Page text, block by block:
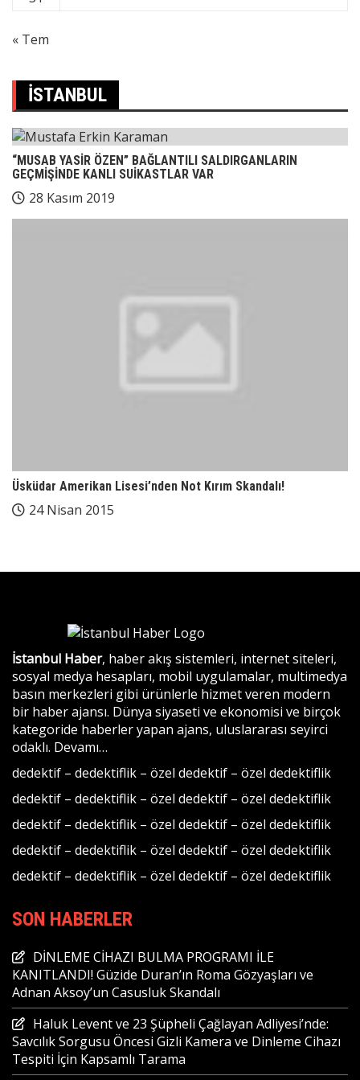
« Tem
İSTANBUL
“MUSAB YASİR ÖZEN” BAĞLANTILI SALDIRGANLARIN
GEÇMİŞİNDE KANLI SUİKASTLAR VAR
28 Kasım 2019
Üsküdar Amerikan Lisesi’nden Not Kırım Skandalı!
24 Nisan 2015
İstanbul Haber, haber akış sistemleri, internet siteleri,
sosyal medya hesapları, mobil uygulamalar, multimedya
basın merkezleri gibi ürünlerle hizmet veren modern
bir haber ajansı. Dünya siyaseti ve ekonomisi ve birçok
kategoride haberler yapan ajans, uluslararası seyirci
odaklı. Devamı…
dedektif – dedektiflik – özel dedektif – özel dedektiflik
dedektif – dedektiflik – özel dedektif – özel dedektiflik
dedektif – dedektiflik – özel dedektif – özel dedektiflik
dedektif – dedektiflik – özel dedektif – özel dedektiflik
dedektif – dedektiflik – özel dedektif – özel dedektiflik
SON HABERLER
DİNLEME CİHAZI BULMA PROGRAMI İLE
KANITLANDI! Güzide Duran’ın Roma Gözyaşları ve
Adnan Aksoy’un Casusluk Skandalı
Haluk Levent ve 23 Şüpheli Çağlayan Adliyesi’nde:
Savcılık Sorgusu Öncesi Gizli Kamera ve Dinleme Cihazı
Tespiti İçin Kapsamlı Tarama